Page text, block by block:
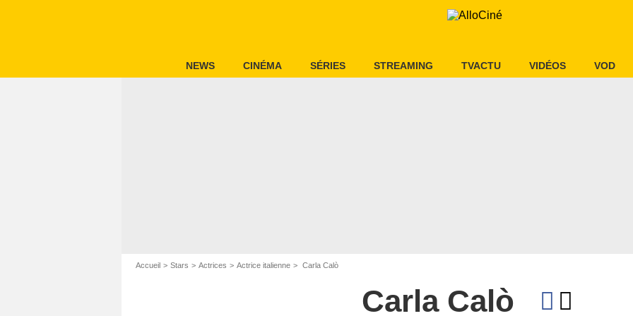
NEWS CINÉMA SÉRIES STREAMING TVACTU VIDÉOS VOD
Accueil Stars Actrices Actrice italienne Carla Calò
Carla Calò